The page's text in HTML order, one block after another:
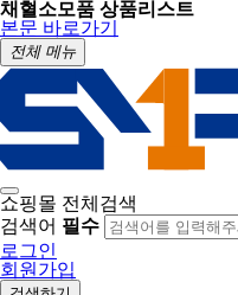
채혈소모품 상품리스트
본문 바로가기
전체 메뉴
쇼핑몰 전체검색
검색어 필수
로그인
회원가입